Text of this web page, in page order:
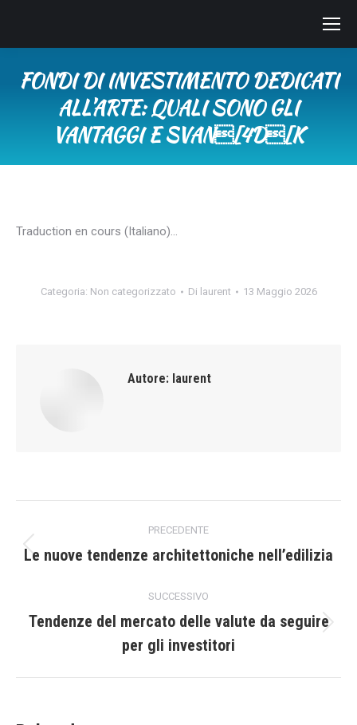
FONDI DI INVESTIMENTO DEDICATI
ALL’ARTE: QUALI SONO GLI
VANTAGGI E SVAN[4D[K
Traduction en cours (Italiano)…
Categoria: Non categorizzato Di laurent 13 Maggio 2026
Autore: laurent
tra
post
PRECEDENTE
Post
Le nuove tendenze architettoniche nell’edilizia
SUCCESSIVO
post:
Tendenze del mercato delle valute da seguire
per gli investitori